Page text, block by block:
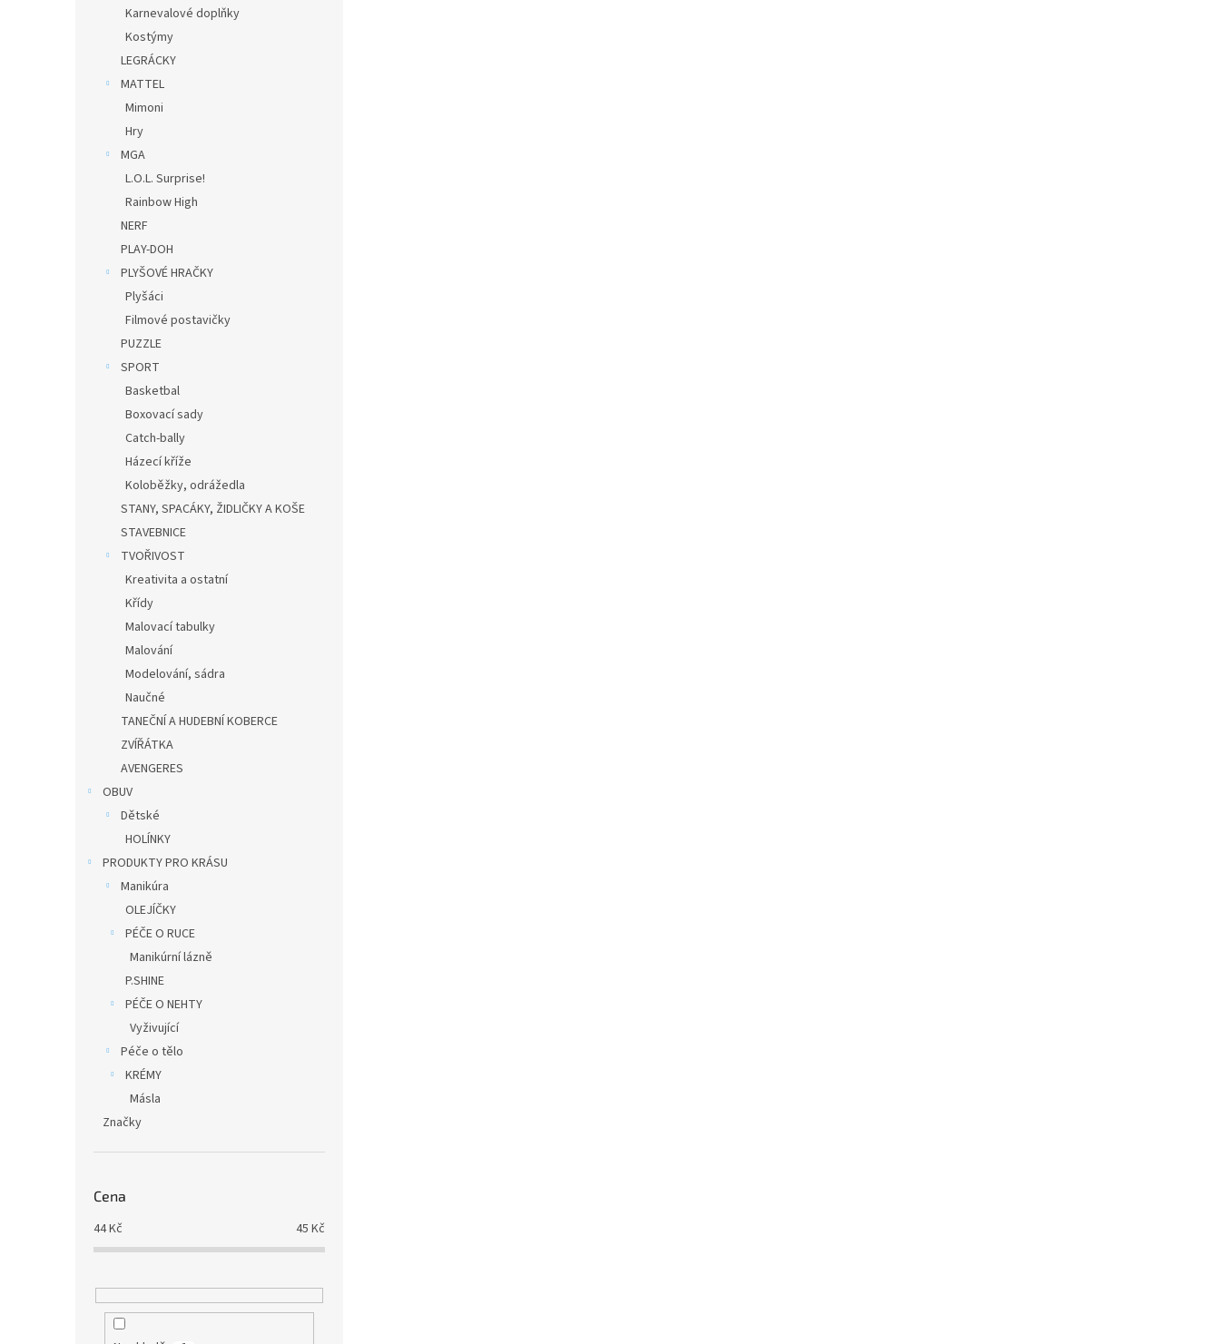
Karnevalové doplňky
Kostýmy
LEGRÁCKY
MATTEL
Mimoni
Hry
MGA
L.O.L. Surprise!
Rainbow High
NERF
PLAY-DOH
PLYŠOVÉ HRAČKY
Plyšáci
Filmové postavičky
PUZZLE
SPORT
Basketbal
Boxovací sady
Catch-bally
Házecí kříže
Koloběžky, odrážedla
STANY, SPACÁKY, ŽIDLIČKY A KOŠE
STAVEBNICE
TVOŘIVOST
Kreativita a ostatní
Křídy
Malovací tabulky
Malování
Modelování, sádra
Naučné
TANEČNÍ A HUDEBNÍ KOBERCE
ZVÍŘÁTKA
AVENGERES
OBUV
Dětské
HOLÍNKY
PRODUKTY PRO KRÁSU
Manikúra
OLEJÍČKY
PÉČE O RUCE
Manikúrní lázně
P.SHINE
PÉČE O NEHTY
Vyživující
Péče o tělo
KRÉMY
Másla
Značky
Cena
44Kč 45 Kč